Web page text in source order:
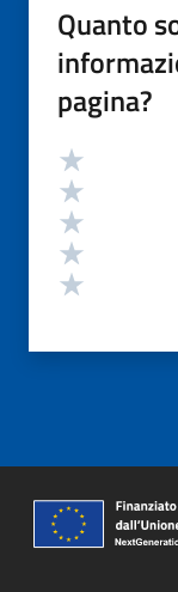
Quanto
pagina?
Valutazione